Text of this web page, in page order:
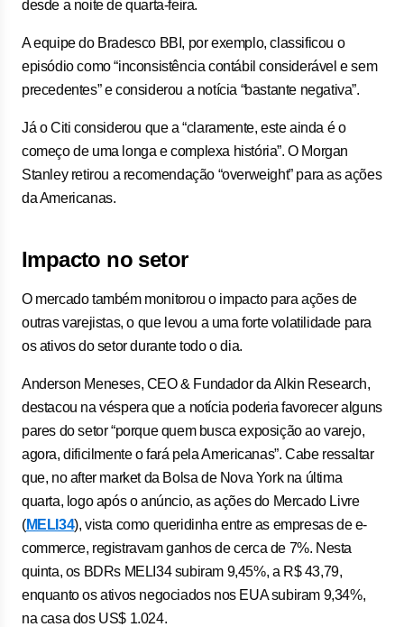
desde a noite de quarta-feira.
A equipe do Bradesco BBI, por exemplo, classificou o
episódio como “inconsistência contábil considerável e sem
precedentes” e considerou a notícia “bastante negativa”.
Já o Citi considerou que a “claramente, este ainda é o
começo de uma longa e complexa história”. O Morgan
Stanley retirou a recomendação “overweight” para as ações
da Americanas.
Impacto no setor
O mercado também monitorou o impacto para ações de
outras varejistas, o que levou a uma forte volatilidade para
os ativos do setor durante todo o dia.
Anderson Meneses, CEO & Fundador da Alkin Research,
destacou na véspera que a notícia poderia favorecer alguns
pares do setor “porque quem busca exposição ao varejo,
agora, dificilmente o fará pela Americanas”. Cabe ressaltar
que, no after market da Bolsa de Nova York na última
quarta, logo após o anúncio, as ações do Mercado Livre
(MELI34), vista como queridinha entre as empresas de e-
commerce, registravam ganhos de cerca de 7%. Nesta
quinta, os BDRs MELI34 subiram 9,45%, a R$ 43,79,
enquanto os ativos negociados nos EUA subiram 9,34%,
na casa dos US$ 1.024.